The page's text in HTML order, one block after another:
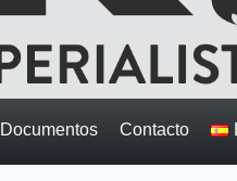
Documentos Contacto